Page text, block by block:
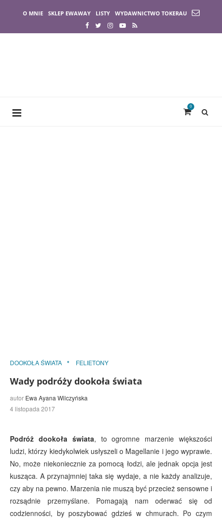
O MNIE SKLEP EWAWAY LISTY WYDAWNICTWO TOKERAU
0
DOOKOŁA ŚWIATA FELIETONY
Wady podróży dookoła świata
autor Ewa Ayana Wilczyńska
4 listopada 2017
Podróż dookoła świata, to ogromne marzenie większości
ludzi, którzy kiedykolwiek usłyszeli o Magellanie i jego wyprawie.
No, może niekoniecznie za pomocą łodzi, ale jednak opcja jest
kusząca. A przynajmniej taka się wydaje, a nie każdy analizuje,
czy aby na pewno. Marzenia nie muszą być przecież sensowne i
rozsądnie przemyślane. Pomagają nam oderwać się od
codzienności, by poszybować gdzieś w chmurach. Po czym